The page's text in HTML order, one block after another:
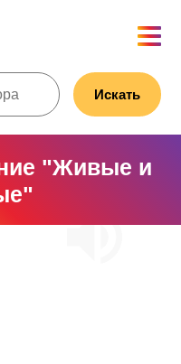
Искать
"Живые и